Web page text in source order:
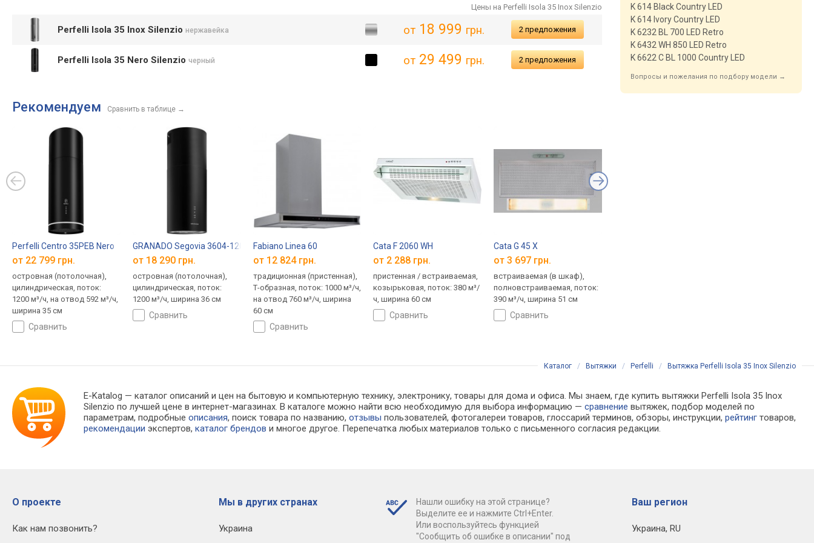
Цены на Perfelli Isola 35 Inox Silenzio
Perfelli Isola 35 Inox Silenzio нержавейка от18 999 грн. 2 предложения
Perfelli Isola 35 Nero Silenzio черный от29 499 грн. 2 предложения
Рекомендуем Сравнить в таблице →
Perfelli Centro 35PEB Nero
от 22 799 грн.
островная (потолочная),
цилиндрическая, поток:
1200 м³/ч, на отвод 592 м³/ч,
ширина 35 см
сравнить
GRANADO Segovia 3604-1200
от 18 290 грн.
островная (потолочная),
цилиндрическая, поток:
1200 м³/ч, ширина 36 см
сравнить
Fabiano Linea 60
от 12 824 грн.
традиционная (пристенная),
Т-образная, поток: 1000 м³/ч,
на отвод 760 м³/ч, ширина
60 см
сравнить
Cata F 2060 WH
от 2 288 грн.
пристенная / встраиваемая,
козырьковая, поток: 380 м³/
ч, ширина 60 см
сравнить
Cata G 45 X
от 3 697 грн.
встраиваемая (в шкаф),
полновстраиваемая, поток:
390 м³/ч, ширина 51 см
сравнить
K 614 Black Country LED
K 614 Ivory Country LED
K 6232 BL 700 LED Retro
K 6432 WH 850 LED Retro
K 6622 C BL 1000 Country LED
Вопросы и пожелания по подбору модели →
Каталог / Вытяжки / Perfelli / Вытяжка Perfelli Isola 35 Inox Silenzio
E-Katalog — каталог описаний и цен на бытовую и компьютерную технику, электронику, товары для дома и офиса. Мы знаем, где купить вытяжки Perfelli Isola 35 Inox
Silenzio по лучшей цене в интернет-магазинах. В каталоге можно найти всю необходимую для выбора информацию —сравнение вытяжек, подбор моделей по
параметрам, подробныеописания, поиск товара по названию,отзывы пользователей, фотогалереи товаров, глоссарий терминов, обзоры, инструкции,рейтинг товаров,
рекомендации экспертов,каталог брендов и многое другое. Перепечатка любых материалов только с письменного согласия редакции.
О проекте
Как нам позвонить?
Мы в других странах
Украина
Нашли ошибку на этой странице?
Выделите ее и нажмите Ctrl+Enter.
Или воспользуйтесь функцией
"Сообщить об ошибке в описании" под
Ваш регион
Украина, RU